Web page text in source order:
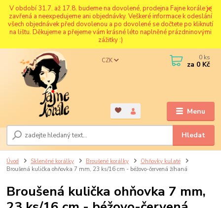
V období 31.7. až 17.8. budeme na dovolené, prodejna Fajne korále je
zavřená a neexpedujeme ani objednávky. Veškeré informace k odeslání
všech objednávek před dovolenou a po dovolené se dočtete po kliknutí
na lištu. Děkujeme a přejeme vám krásné léto naplněné prázdninovými
zážitky :)
Menu
CZK
Hledat
0 ks
za 0 Kč
Úvod Skleněné korálky Broušené korálky
Ohňovky kulaté
Broušená kulička ohňovka 7 mm, 23 ks/16 cm - béžovo-červená žíhaná
Broušená kulička ohňovka 7 mm,